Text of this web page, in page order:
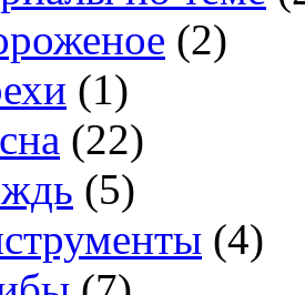
(2)
(1)
(22)
(5)
(4)